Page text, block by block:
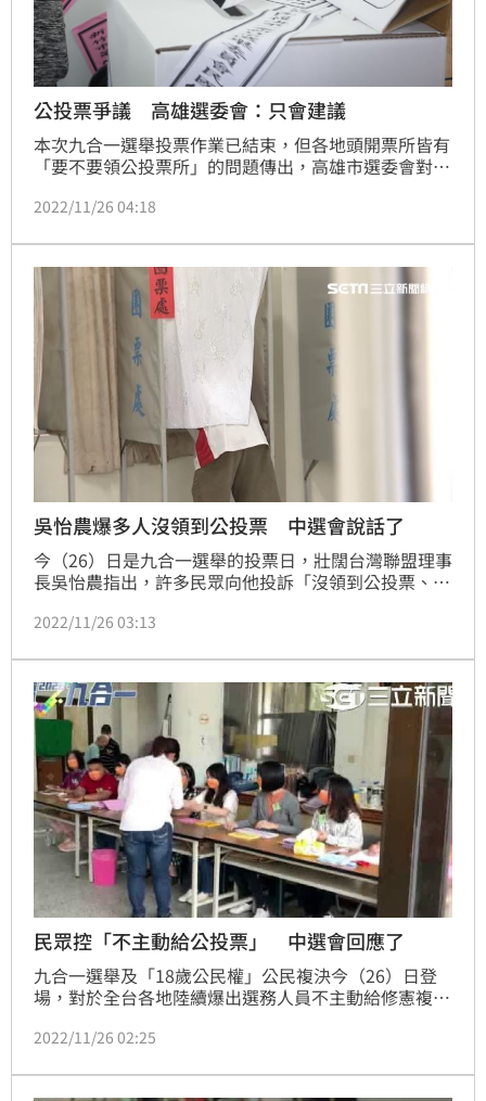
公投票爭議 高雄選委會：只會建議
本次九合一選舉投票作業已結束，但各地頭開票所皆有
「要不要領公投票所」的問題傳出，高雄市選委會對此
但不會建議領或不領，民眾產生的疑慮會儘速釐清，避
2022/11/26 04:18
吳怡農爆多人沒領到公投票 中選會說話了
今（26）日是九合一選舉的投票日，壯闊台灣聯盟理事
長吳怡農指出，許多民眾向他投訴「沒領到公投票、或
不應該發生的情況。對此，中選會也回應了。
2022/11/26 03:13
民眾控「不主動給公投票」 中選會回應了
九合一選舉及「18歲公民權」公民複決今（26）日登
場，對於全台各地陸續爆出選務人員不主動給修憲複決
票意願，會依選務作業程序辦理，也會尊重選舉人、投
2022/11/26 02:25